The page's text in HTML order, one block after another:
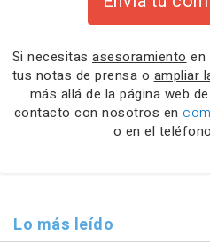
Si necesitas asesoramiento en
tus notas de prensa o ampliar
más allá de la página web de
contacto con nosotros en
o en el teléfono
Lo más leído